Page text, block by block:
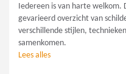
Iedereen is van harte
gevarieerd overzicht van
verschillende stijlen,
samenkomen.
Lees alles